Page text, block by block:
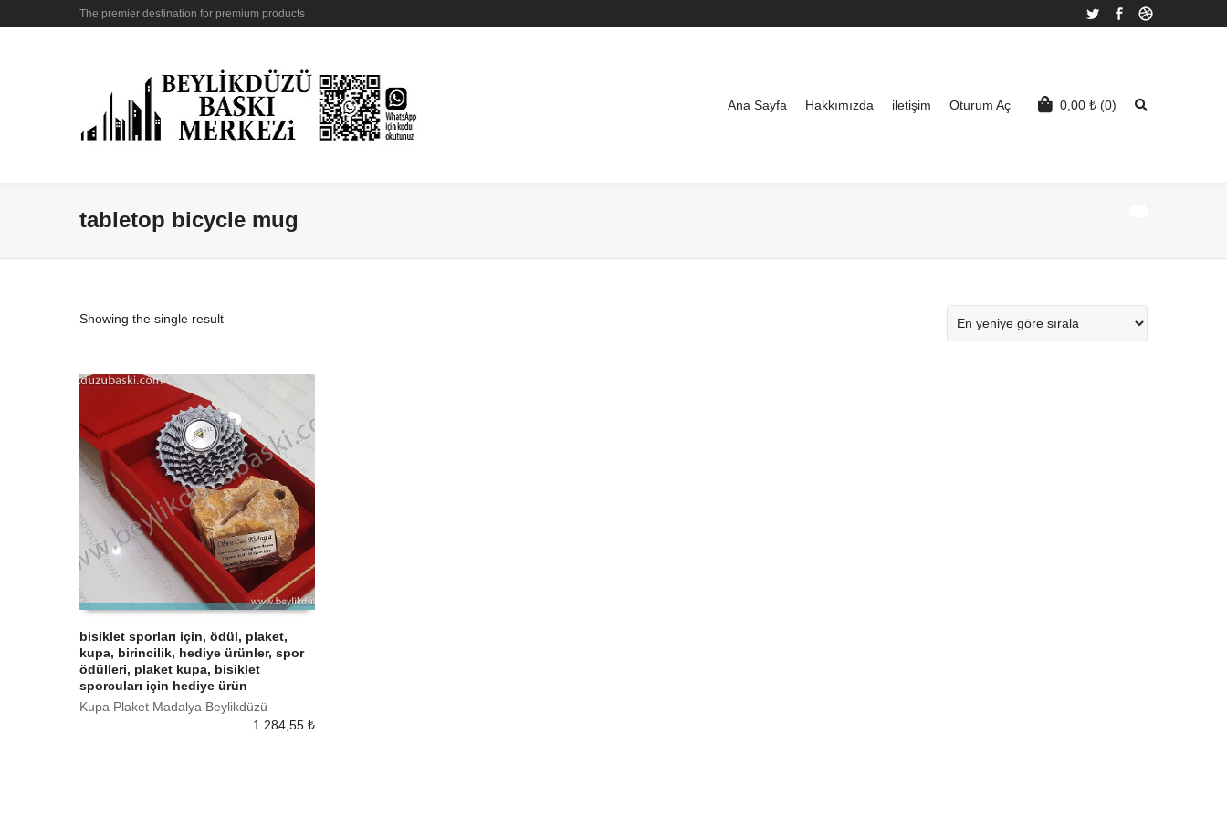
The premier destination for premium products Twitter Facebook
0,00 ₺ (0)
Ana Sayfa Hakkımızda iletişim Oturum Aç
tabletop bicycle mug
Showing the single result
SEPETE EKLE
bisiklet sporları için, ödül, plaket,
kupa, birincilik, hediye ürünler, spor
ödülleri, plaket kupa, bisiklet
sporcuları için hediye ürün
Kupa Plaket Madalya Beylikdüzü
1.284,55 ₺